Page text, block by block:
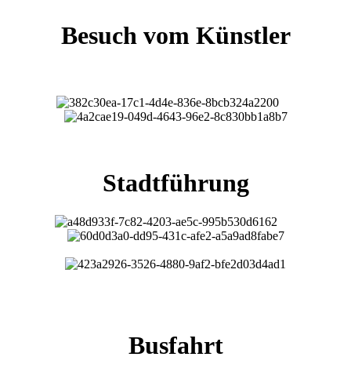
Besuch vom Künstler
Stadtführung
Busfahrt